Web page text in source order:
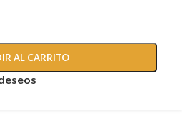
AL CARRITO